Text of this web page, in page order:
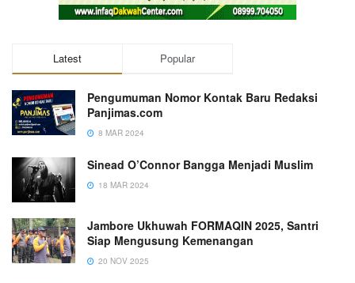
Latest Popular
Pengumuman Nomor Kontak Baru Redaksi
Panjimas.com
8 MAR 2024
Sinead O’Connor Bangga Menjadi Muslim
18 MAR 2024
Jambore Ukhuwah FORMAQIN 2025, Santri
Siap Mengusung Kemenangan
20 NOV 2025